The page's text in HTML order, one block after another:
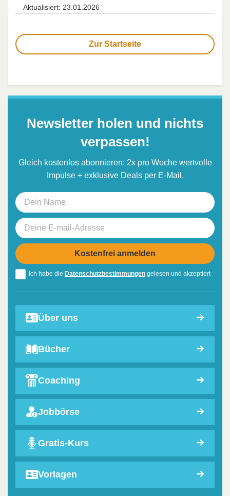
Aktualisiert: 23.01.2026
Zur Startseite
Newsletter holen und nichts
verpassen!
Gleich kostenlos abonnieren: 2x pro Woche wertvolle
Impulse + exklusive Deals per E-Mail.
Ich habe die Datenschutzbestimmungen gelesen und akzeptiert
Über uns
Bücher
Coaching
Jobbörse
Gratis-Kurs
Vorlagen